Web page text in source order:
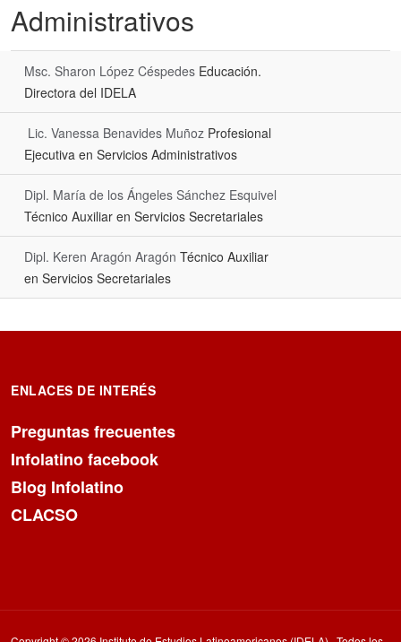
Administrativos
Msc. Sharon López Céspedes Educación.
Directora del IDELA
Lic. Vanessa Benavides Muñoz Profesional
Ejecutiva en Servicios Administrativos
Dipl. María de los Ángeles Sánchez Esquivel
Técnico Auxiliar en Servicios Secretariales
Dipl. Keren Aragón Aragón Técnico Auxiliar
en Servicios Secretariales
ENLACES DE INTERÉS
Preguntas frecuentes
Infolatino facebook
Blog Infolatino
CLACSO